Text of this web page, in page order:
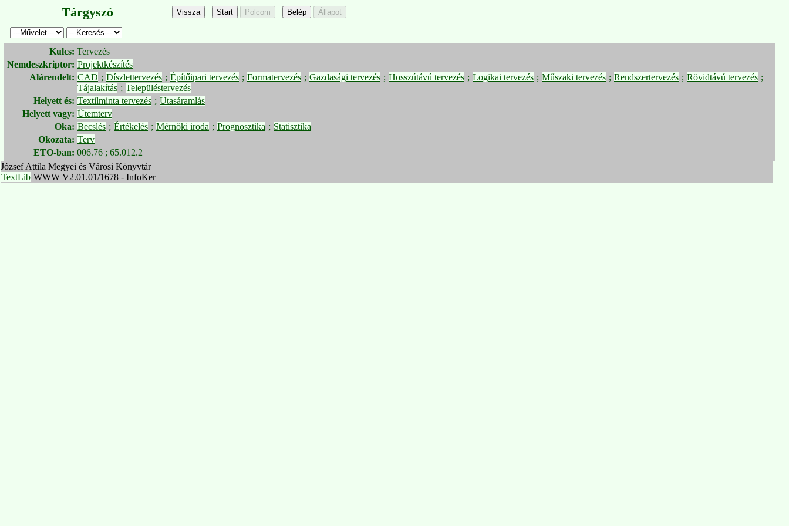
Tárgyszó
Kulcs: Tervezés
Nemdeszkriptor: Projektkészítés
Alárendelt: CAD ; Díszlettervezés ; Építőipari tervezés ; Formatervezés ; Gazdasági tervezés ; Hosszútávú tervezés ; Logikai tervezés ; Műszaki tervezés ; Rendszertervezés ; Rövidtávú tervezés ;
Tájalakítás ; Településtervezés
Helyett és: Textilminta tervezés ; Utasáramlás
Helyett vagy: Ütemterv
Oka: Becslés ; Értékelés ; Mérnöki iroda ; Prognosztika ; Statisztika
Okozata: Terv
ETO-ban: 006.76 ; 65.012.2
József Attila Megyei és Városi Könyvtár
TextLib WWW V2.01.01/1678 - InfoKer